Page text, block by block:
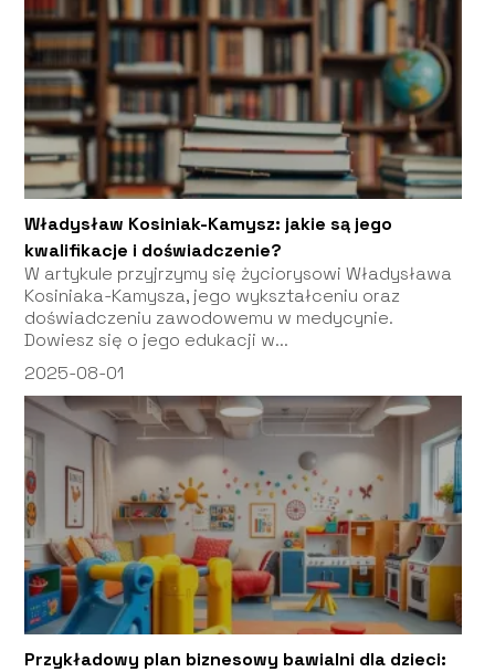
Władysław Kosiniak-Kamysz: jakie są jego
kwalifikacje i doświadczenie?
W artykule przyjrzymy się życiorysowi Władysława
Kosiniaka-Kamysza, jego wykształceniu oraz
doświadczeniu zawodowemu w medycynie.
Dowiesz się o jego edukacji w...
2025-08-01
Przykładowy plan biznesowy bawialni dla dzieci: